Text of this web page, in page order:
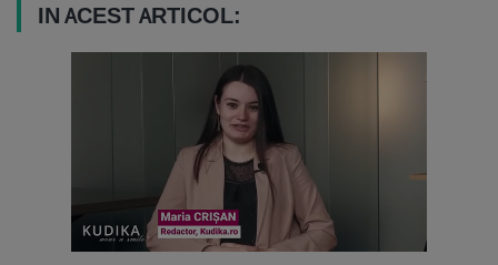
IN ACEST ARTICOL: